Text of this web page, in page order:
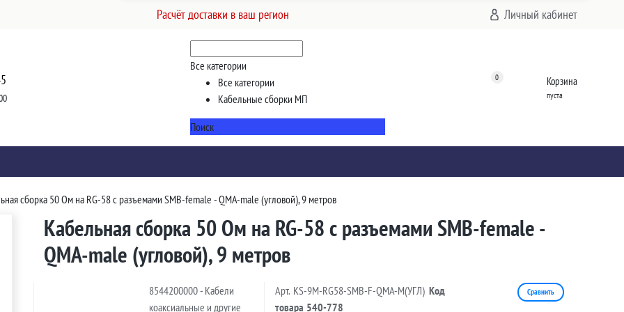
Расчёт доставки в ваш регион Личный кабинет
Все категории
Все категории
Кабельные сборки МП
Поиск
0 Корзина
пуста
сборка 50 Ом на RG-58 с разъемами SMB-female - QMA-male (угловой), 9 метров
Кабельная сборка 50 Ом на RG-58 с разъемами SMB-female -
QMA-male (угловой), 9 метров
8544200000 - Кабели
коаксиальные и другие
Арт. KS-9M-RG58-SMB-F-QMA-M(УГЛ) Код
товара 540-778
Сравнить